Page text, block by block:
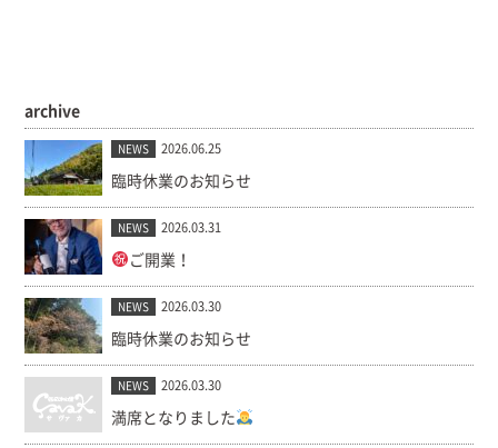
archive
NEWS 2026.06.25
臨時休業のお知らせ
NEWS 2026.03.31
ご開業！
NEWS 2026.03.30
臨時休業のお知らせ
NEWS 2026.03.30
満席となりました